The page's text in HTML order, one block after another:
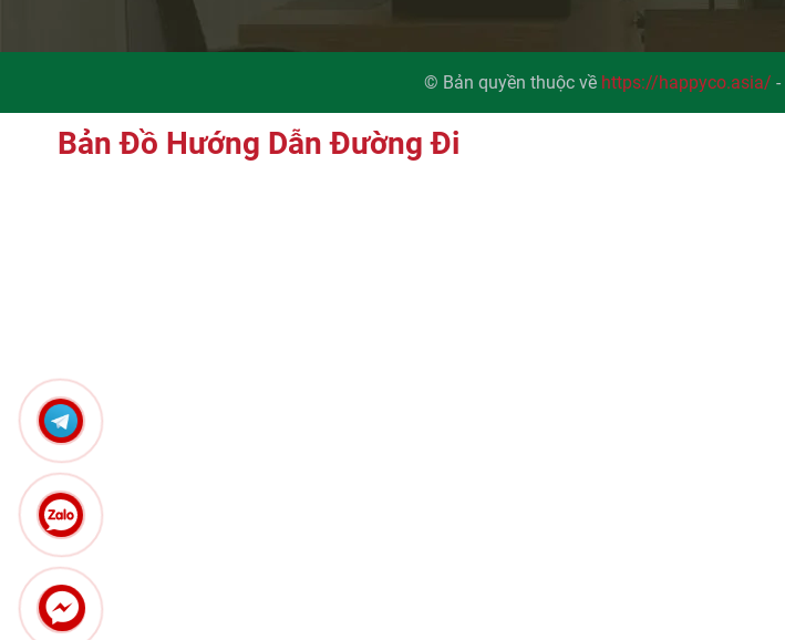
© Bản quyền thuộc về https://happyco.asia/ -
Bản Đồ Hướng Dẫn Đường Đi